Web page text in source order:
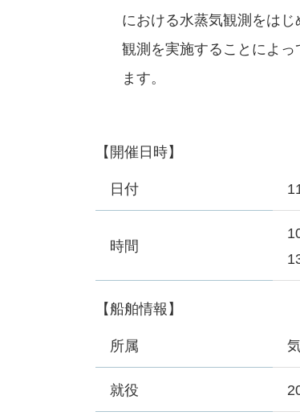
における水蒸気観測をは
観測を実施することによ
ます。
【開催日時】
日付
時間
【船舶情報】
所属
就役